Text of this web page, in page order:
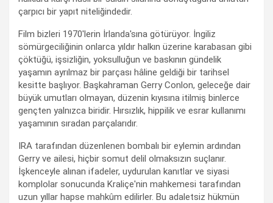
çarpıcı bir yapıt niteliğindedir.
Film bizleri 1970'lerin İrlanda'sına götürüyor. İngiliz
sömürgeciliğinin onlarca yıldır halkın üzerine karabasan gibi
çöktüğü, işsizliğin, yoksulluğun ve baskının gündelik
yaşamın ayrılmaz bir parçası hâline geldiği bir tarihsel
kesitte başlıyor. Başkahraman Gerry Conlon, geleceğe dair
büyük umutları olmayan, düzenin kıyısına itilmiş binlerce
gençten yalnızca biridir. Hırsızlık, hippilik ve esrar kullanımı
yaşamının sıradan parçalarıdır.
IRA tarafından düzenlenen bombalı bir eylemin ardından
Gerry ve ailesi, hiçbir somut delil olmaksızın suçlanır.
İşkenceyle alınan ifadeler, uydurulan kanıtlar ve siyasi
komplolar sonucunda Kraliçe'nin mahkemesi tarafından
uzun yıllar hapse mahkûm edilirler. Bu adaletsiz hükmün